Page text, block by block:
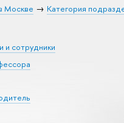
Москве
Категория
и сотрудники